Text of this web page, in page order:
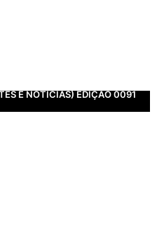
E NOTÍCIAS) EDIÇÃO 0091